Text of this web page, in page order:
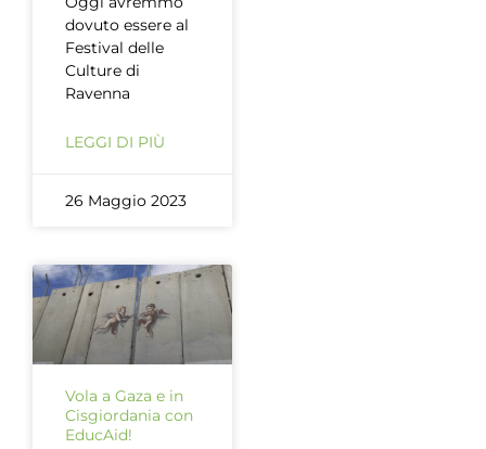
dovuto essere al
Festival delle
Culture di
Ravenna
LEGGI DI PIÙ
26 Maggio 2023
Vola a Gaza e in
Cisgiordania con
EducAid!